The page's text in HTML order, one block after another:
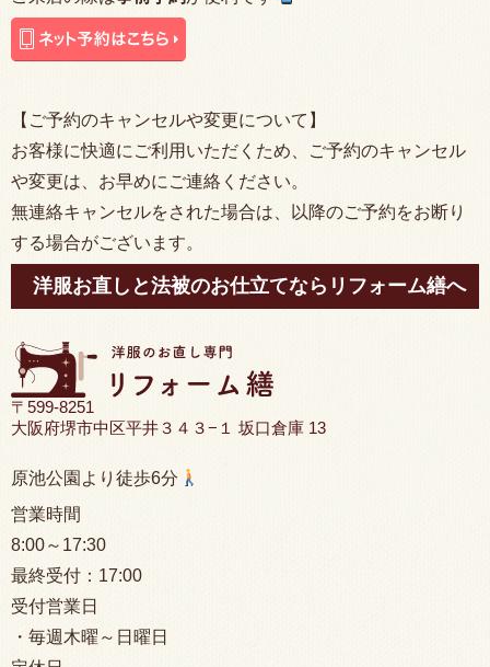
【ご予約のキャンセルや変更について】
お客様に快適にご利用いただくため、ご予約のキャンセル
や変更は、お早めにご連絡ください。
無連絡キャンセルをされた場合は、以降のご予約をお断り
する場合がございます。
洋服お直しと法被のお仕立てならリフォーム繕へ
〒599-8251
大阪府堺市中区平井３４３−１ 坂口倉庫 13
原池公園より徒歩6分
営業時間
8:00～17:30
最終受付： 17:00
受付営業日
・毎週木曜～日曜日